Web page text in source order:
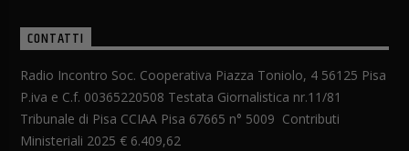
CONTATTI
Radio Incontro Soc. Cooperativa Piazza Toniolo, 4 56125 Pisa
P.iva e C.f. 00365220508 Testata Giornalistica nr.11/81
Tribunale di Pisa CCIAA Pisa 67665 n° 5009 Contributi
Ministeriali 2025 € 6.409,62